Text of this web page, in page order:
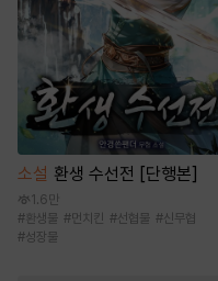
소설 환생 수선전 [단행본]
1.6만
# 환생물 #먼치킨 #선협물 #신무협
#성장물